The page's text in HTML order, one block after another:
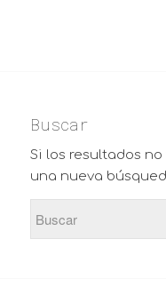
Buscar
Si los resultados
una nueva